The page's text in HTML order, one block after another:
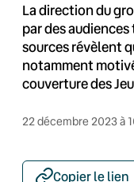
La direction du
par des
sources révèlent
notamment
couverture des
22 décembre 2023 à
Copier le lien